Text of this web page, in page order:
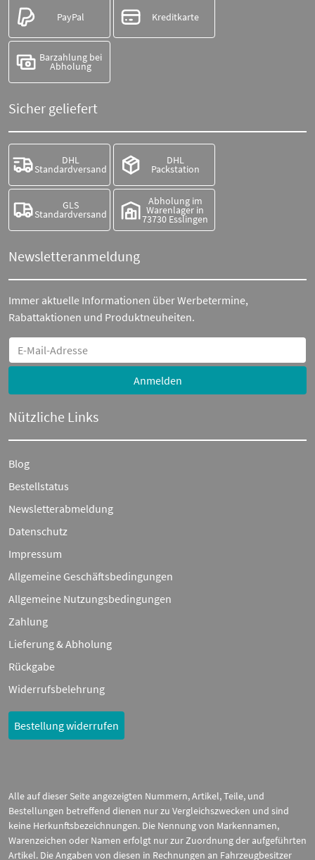
PayPal Kreditkarte
Barzahlung bei
Abholung
Sicher geliefert
DHL
Standardversand
DHL
Packstation
GLS
Standardversand
Abholung im
Warenlager in
73730 Esslingen
Newsletteranmeldung
Immer aktuelle Informationen über Werbetermine,
Rabattaktionen und Produktneuheiten.
Anmelden
Nützliche Links
Blog
Bestellstatus
Newsletterabmeldung
Datenschutz
Impressum
Allgemeine Geschäftsbedingungen
Allgemeine Nutzungsbedingungen
Zahlung
Lieferung & Abholung
Rückgabe
Widerrufsbelehrung
Bestellung widerrufen
Alle auf dieser Seite angezeigten Nummern, Artikel, Teile, und
Bestellungen betreffend dienen nur zu Vergleichszwecken und sind
keine Herkunftsbezeichnungen. Die Nennung von Markennamen,
Warenzeichen oder Namen erfolgt nur zur Zuordnung der aufgeführten
Artikel. Die Angaben von diesen in Rechnungen an Fahrzeugbesitzer